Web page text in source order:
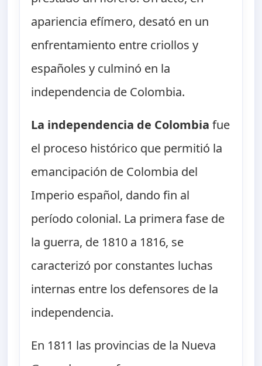
apariencia efímero, desató en un
enfrentamiento entre criollos y
españoles y culminó en la
independencia de Colombia.
La independencia de Colombia fue
el proceso histórico que permitió la
emancipación de Colombia del
Imperio español, dando fin al
período colonial. La primera fase de
la guerra, de 1810 a 1816, se
caracterizó por constantes luchas
internas entre los defensores de la
independencia.
En 1811 las provincias de la Nueva